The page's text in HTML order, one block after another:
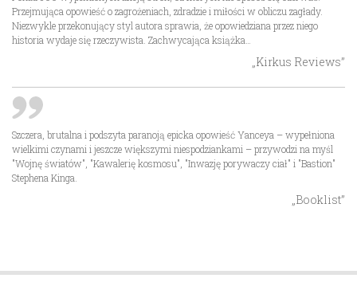
Przejmująca opowieść o zagrożeniach, zdradzie i miłości w obliczu zagłady.
Niezwykle przekonujący styl autora sprawia, że opowiedziana przez niego
historia wydaje się rzeczywista. Zachwycająca książka…
„Kirkus Reviews”
Szczera, brutalna i podszyta paranoją epicka opowieść Yanceya – wypełniona
wielkimi czynami i jeszcze większymi niespodziankami – przywodzi na myśl
"Wojnę światów", "Kawalerię kosmosu", "Inwazję porywaczy ciał" i "Bastion"
Stephena Kinga.
„Booklist”